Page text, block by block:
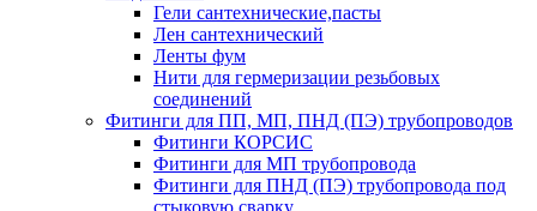
Гели сантехнические,пасты
Лен сантехнический
Ленты фум
Нити для гермеризации резьбовых
соединений
Фитинги для ПП, МП, ПНД (ПЭ) трубопроводов
Фитинги КОРСИС
Фитинги для МП трубопровода
Фитинги для ПНД (ПЭ) трубопровода под
стыковую сварку